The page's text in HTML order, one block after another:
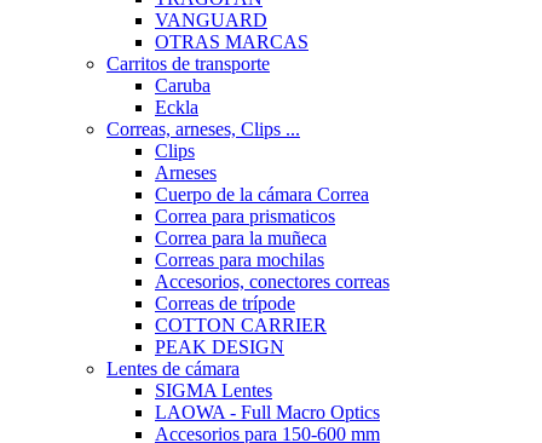
VANGUARD
OTRAS MARCAS
Carritos de transporte
Caruba
Eckla
Correas, arneses, Clips ...
Clips
Arneses
Cuerpo de la cámara Correa
Correa para prismaticos
Correa para la muñeca
Correas para mochilas
Accesorios, conectores correas
Correas de trípode
COTTON CARRIER
PEAK DESIGN
Lentes de cámara
SIGMA Lentes
LAOWA - Full Macro Optics
Accesorios para 150-600 mm